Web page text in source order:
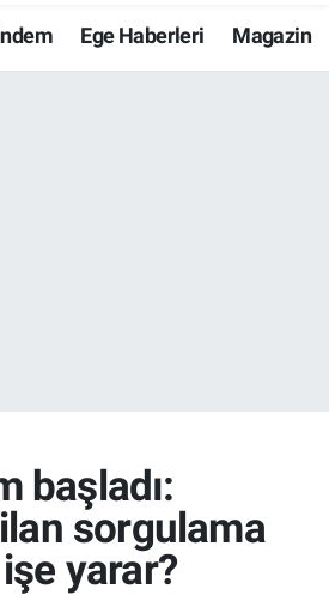
Ege Haberleri Magazin
başladı:
sorgulama
yarar?